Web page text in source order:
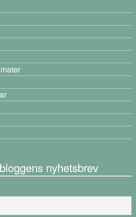
nyhetsbrev